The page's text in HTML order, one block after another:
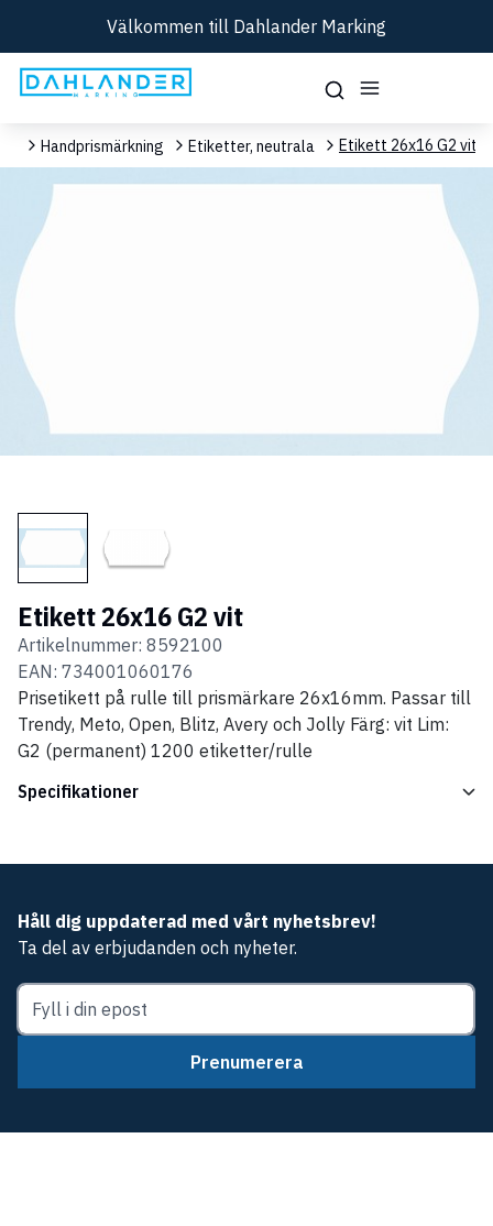
Välkommen till Dahlander Marking
Handprismärkning Etiketter, neutrala Etikett 26x16 G2 vit
Etikett 26x16 G2 vit
Artikelnummer: 8592100
EAN: 734001060176
Prisetikett på rulle till prismärkare 26x16mm. Passar till
Trendy, Meto, Open, Blitz, Avery och Jolly Färg: vit Lim:
G2 (permanent) 1200 etiketter/rulle
Specifikationer
Håll dig uppdaterad med vårt nyhetsbrev!
Ta del av erbjudanden och nyheter.
Prenumerera